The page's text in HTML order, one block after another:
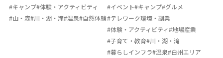
#キャンプ#体験・アクティビティ
#山・森#川・湖・滝#温泉#自然体験
#イベント#キャンプ#グルメ
#テレワーク環境・副業
#体験・アクティビティ#地場産業
#子育て・教育#川・湖・滝
#暮らしインフラ#温泉#白州エリア